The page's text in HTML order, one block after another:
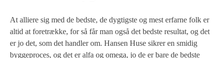
At alliere sig med de bedste, de dygtigste og mest erfarne folk er
altid at foretrække, for så får man også det bedste resultat, og det
er jo det, som det handler om. Hansen Huse sikrer en smidig
byggeproces, og det er alfa og omega, jo de er bare de bedste